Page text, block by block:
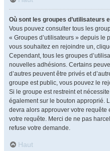
Où sont les groupes d’utilisateurs
Vous pouvez consulter tous les
« Groupes d’utilisateurs » depuis le
vous souhaitez en rejoindre un,
Cependant, tous les groupes
nouvelles adhésions. Certains
d’autres peuvent être privés et
groupe est public, vous pouvez le
Si le groupe est restreint et
également sur le bouton approprié.
devra alors approuver votre
votre requête. Merci de ne pas
refuse votre demande.
Haut